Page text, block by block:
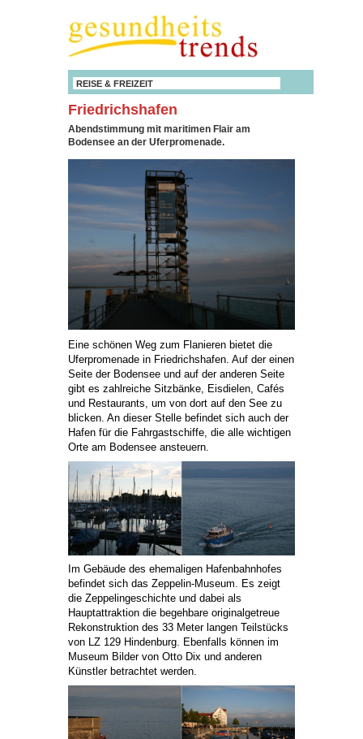
REISE & FREIZEIT
Friedrichshafen
Abendstimmung mit maritimen Flair am
Bodensee an der Uferpromenade.
Eine schönen Weg zum Flanieren bietet die
Uferpromenade in Friedrichshafen. Auf der einen
Seite der Bodensee und auf der anderen Seite
gibt es zahlreiche Sitzbänke, Eisdielen, Cafés
und Restaurants, um von dort auf den See zu
blicken. An dieser Stelle befindet sich auch der
Hafen für die Fahrgastschiffe, die alle wichtigen
Orte am Bodensee ansteuern.
Im Gebäude des ehemaligen Hafenbahnhofes
befindet sich das Zeppelin-Museum. Es zeigt
die Zeppelingeschichte und dabei als
Hauptattraktion die begehbare originalgetreue
Rekonstruktion des 33 Meter langen Teilstücks
von LZ 129 Hindenburg. Ebenfalls können im
Museum Bilder von Otto Dix und anderen
Künstler betrachtet werden.